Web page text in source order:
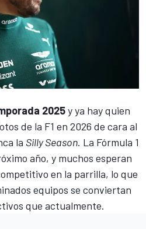
2025y ya hay quien
de la F1 en 2026 de cara al
la Silly Season. La Fórmula 1
año, y muchos esperan
en la parrilla, lo que
equipos se conviertan
que actualmente.